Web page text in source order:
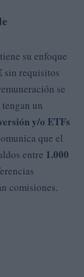
su enfoque
sin requisitos
se
un
y/o ETFs
que el
entre 1.000
comisiones.